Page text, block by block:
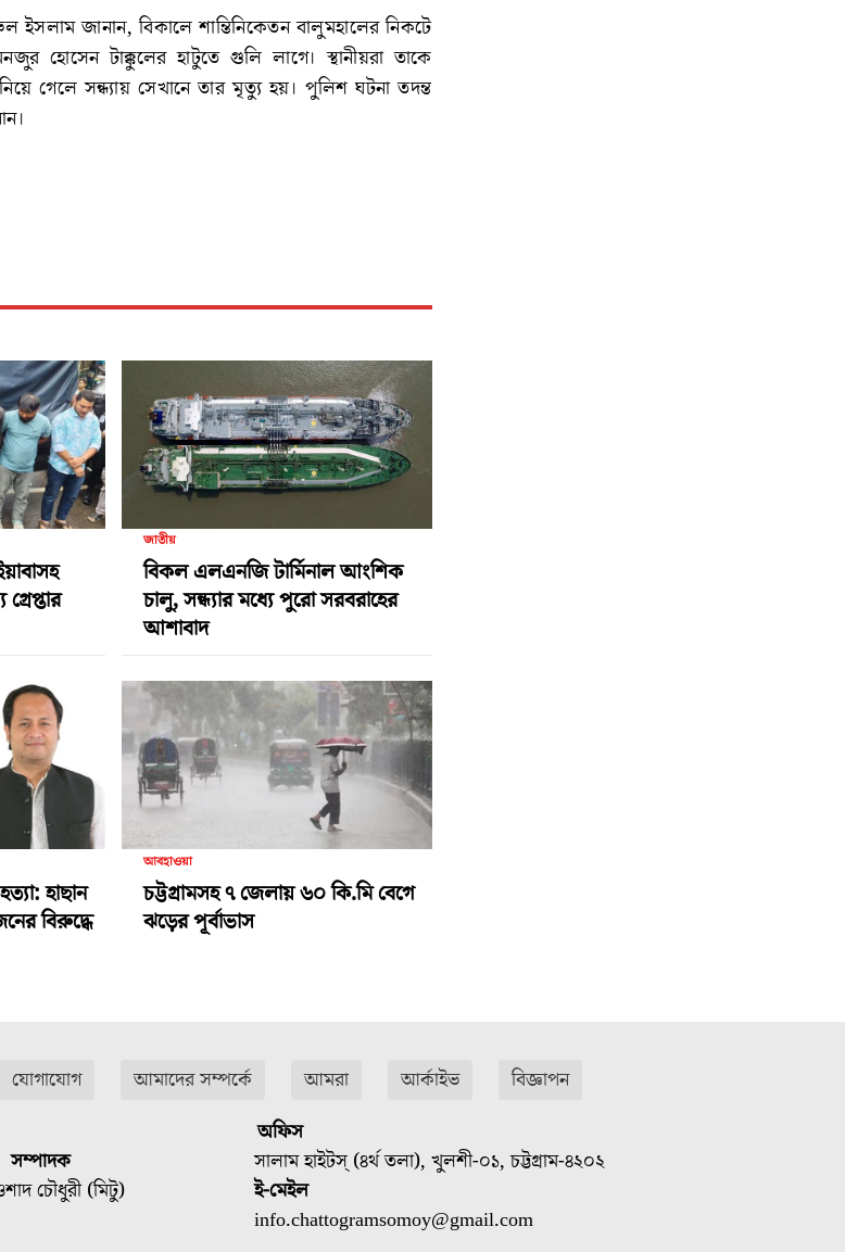
ইসলাম জানান, বিকালে শান্তিনিকেতন বালুমহালের নিকটে
হোসেন টাক্কুলের হাটুতে গুলি লাগে। স্থানীয়রা তাকে
নিয়ে গেলে সন্ধ্যায় সেখানে তার মৃত্যু হয়। পুলিশ ঘটনা তদন্ত
জাতীয়
বিকল এলএনজি টার্মিনাল আংশিক
চালু, সন্ধ্যার মধ্যে পুরো সরবরাহের
আশাবাদ
হাছান
বিরুদ্ধে
আবহাওয়া
চট্টগ্রামসহ ৭ জেলায় ৬০ কি.মি বেগে
ঝড়ের পূর্বাভাস
যোগাযোগ আমাদের সম্পর্কে আমরা আর্কাইভ বিজ্ঞাপন
সম্পাদক
চৌধুরী (মিটু)
অফিস
সালাম হাইটস্ (৪র্থ তলা), খুলশী-০১, চট্টগ্রাম-৪২০২
ই-মেইল
info.chattogramsomoy@gmail.com